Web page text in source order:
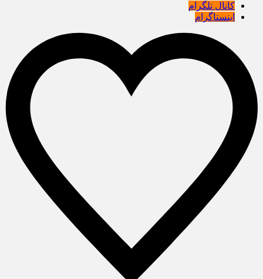
کانال تلگرام
اینستاگرام